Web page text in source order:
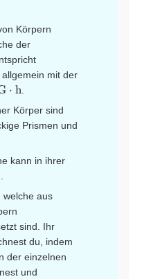
Körpern
der
mit der
⋅ h.
Körper sind
Prismen und
kann in ihrer
welche aus
sind. Ihr
du, indem
der einzelnen
und